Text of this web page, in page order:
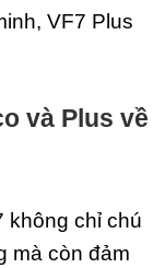
VF7 Plus
và Plus về
không chỉ chú
mà còn đảm